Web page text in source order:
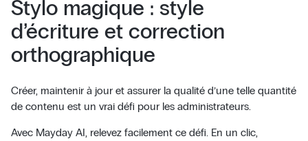
Stylo magique : style
d’écriture et correction
orthographique
Créer, maintenir à jour et assurer la qualité d’une telle quantité
de contenu est un vrai défi pour les administrateurs.
Avec Mayday AI, relevez facilement ce défi. En un clic,